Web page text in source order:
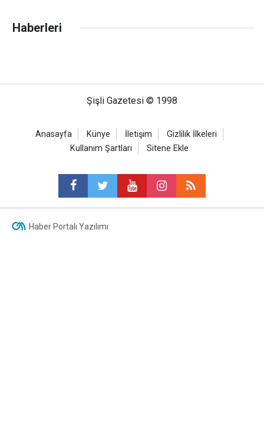
Haberleri
Şişli Gazetesi © 1998
Anasayfa Künye İletişim
Gizlilik İlkeleri
Kullanım Şartları
Sitene Ekle
Haber Portalı Yazılımı